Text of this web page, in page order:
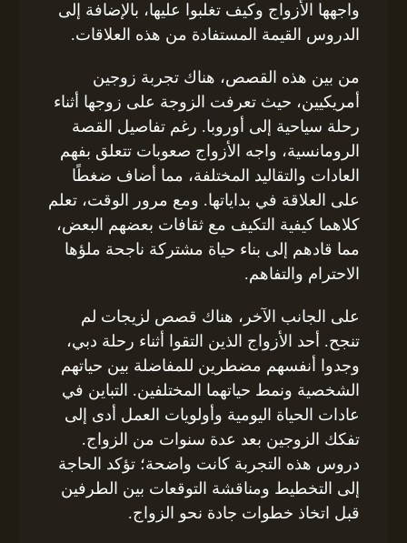
واجهها الأزواج وكيف تغلبوا عليها، بالإضافة إلى
الدروس القيمة المستفادة من هذه العلاقات.
من بين هذه القصص، هناك تجربة زوجين
أمريكيين، حيث تعرفت الزوجة على زوجها أثناء
رحلة سياحية إلى أوروبا. رغم تفاصيل القصة
الرومانسية، واجه الأزواج صعوبات تتعلق بفهم
العادات والتقاليد المختلفة، مما أضاف ضغطًا
على العلاقة في بداياتها. ومع مرور الوقت، تعلم
كلاهما كيفية التكيف مع ثقافات بعضهم البعض،
مما قادهم إلى بناء حياة مشتركة ناجحة ملؤها
الاحترام والتفاهم.
على الجانب الآخر، هناك قصص لزيجات لم
تنجح. أحد الأزواج الذين التقوا أثناء رحلة دبي،
وجدوا أنفسهم مضطرين للمفاضلة بين حياتهم
الشخصية ونمط حياتهما المختلفين. التباين في
عادات الحياة اليومية وأولويات العمل أدى إلى
تفكك الزوجين بعد عدة سنوات من الزواج.
دروس هذه التجربة كانت واضحة؛ تؤكد الحاجة
إلى التخطيط ومناقشة التوقعات بين الطرفين
قبل اتخاذ خطوات جادة نحو الزواج.